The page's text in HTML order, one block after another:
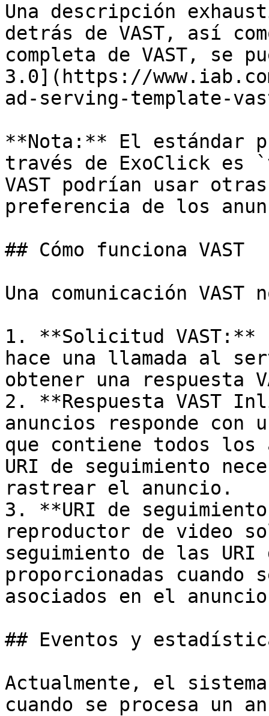
Una descripción
detrás de VAST, así
completa de VAST, se
3.0](https://
ad-serving-template-
**Nota:** El estándar
través de ExoClick es
VAST podrían usar
preferencia de los
## Cómo funciona VAST
Una comunicación
1. **Solicitud VAST:**
hace una llamada al
obtener una respuesta
2. **Respuesta VAST
anuncios responde con
que contiene todos
URI de seguimiento
rastrear el anuncio.
3. **URI de
reproductor de video
seguimiento de las URI
proporcionadas cuando
asociados en el
## Eventos y
Actualmente, el
cuando se procesa un